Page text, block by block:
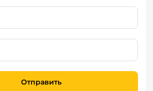
Отправить